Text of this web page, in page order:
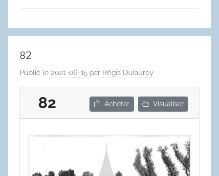
82
Publié le 2021-06-15 par Régis Dulauroy
82 Acheter Visualiser